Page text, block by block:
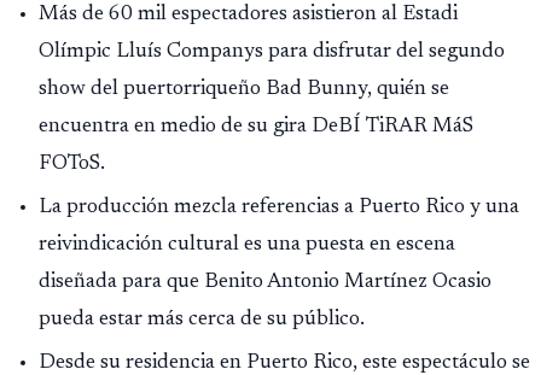
Más de 60 mil espectadores asistieron al Estadi
Olímpic Lluís Companys para disfrutar del segundo
show del puertorriqueño Bad Bunny, quién se
encuentra en medio de su gira DeBÍ TiRAR MáS
FOToS.
La producción mezcla referencias a Puerto Rico y una
reivindicación cultural es una puesta en escena
diseñada para que Benito Antonio Martínez Ocasio
pueda estar más cerca de su público.
Desde su residencia en Puerto Rico, este espectáculo se